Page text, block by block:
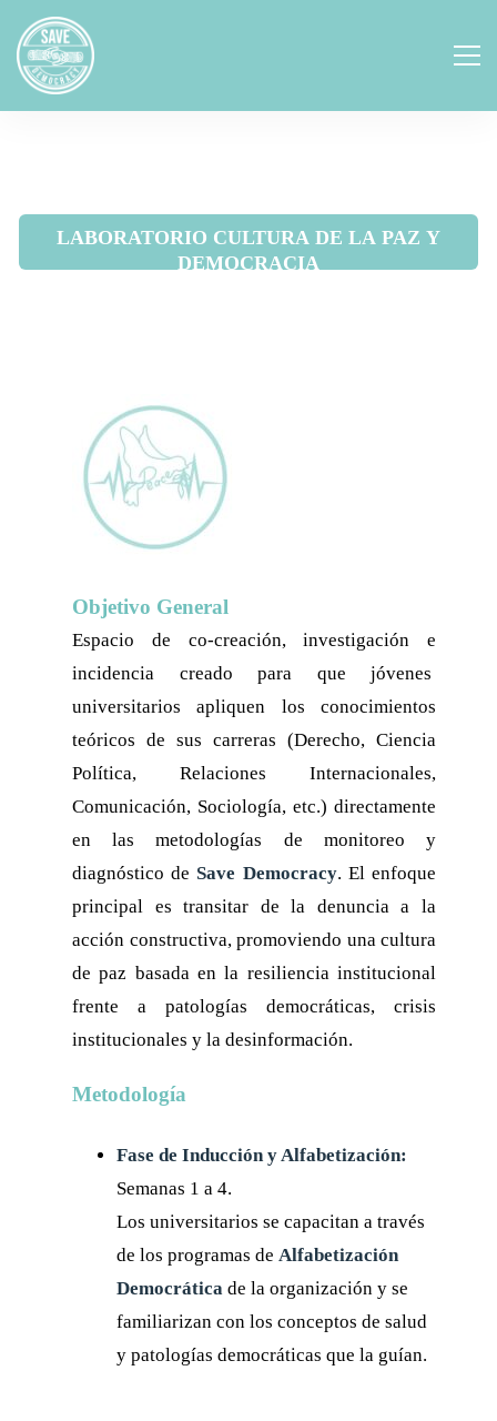
LABORATORIO CULTURA DE LA PAZ Y
DEMOCRACIA
Objetivo General
Espacio de co-creación, investigación e
incidencia creado para que jóvenes
universitarios apliquen los conocimientos
teóricos de sus carreras (Derecho, Ciencia
Política, Relaciones Internacionales,
Comunicación, Sociología, etc.) directamente
en las metodologías de monitoreo y
diagnóstico de Save Democracy. El enfoque
principal es transitar de la denuncia a la
acción constructiva, promoviendo una cultura
de paz basada en la resiliencia institucional
frente a patologías democráticas, crisis
institucionales y la desinformación.
Metodología
Fase de Inducción y Alfabetización:
Semanas 1 a 4.
Los universitarios se capacitan a través
de los programas de Alfabetización
Democrática de la organización y se
familiarizan con los conceptos de salud
y patologías democráticas que la guían.